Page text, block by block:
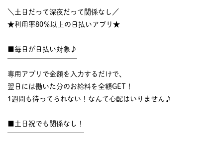
＼土日だって深夜だって関係なし／
★利用率80％以上の日払いアプリ★
■毎日が日払い対象♪
専用アプリで金額を入力するだけで、
翌日には働いた分のお給料を全額GET！
1週間も待ってられない！なんて心配はいりません♪
■土日祝でも関係なし！